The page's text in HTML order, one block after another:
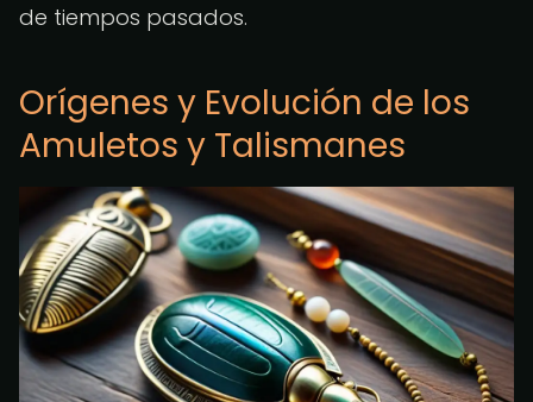
de tiempos pasados.
Orígenes y Evolución de los
Amuletos y Talismanes